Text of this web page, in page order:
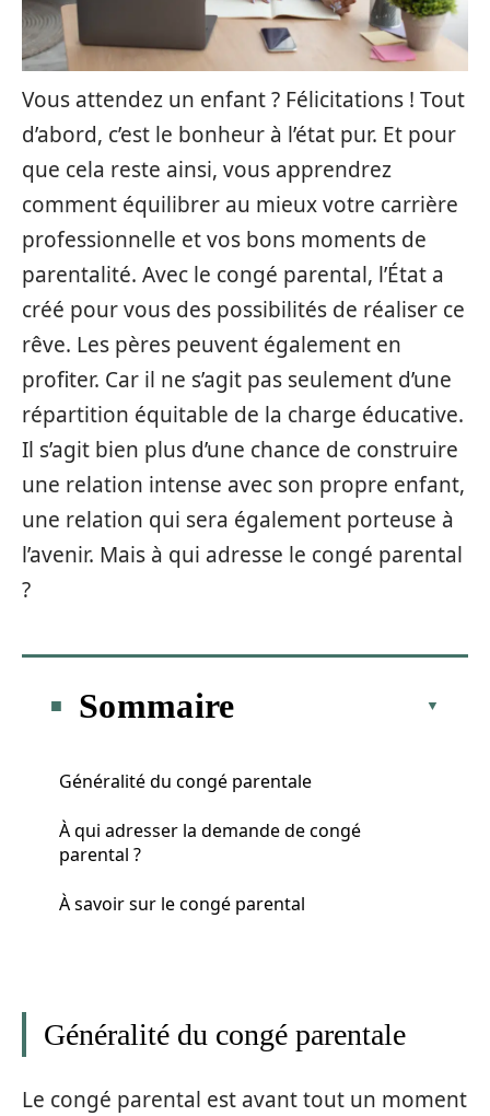
Vous attendez un enfant ? Félicitations ! Tout
d’abord, c’est le bonheur à l’état pur. Et pour
que cela reste ainsi, vous apprendrez
comment équilibrer au mieux votre carrière
professionnelle et vos bons moments de
parentalité. Avec le congé parental, l’État a
créé pour vous des possibilités de réaliser ce
rêve. Les pères peuvent également en
profiter. Car il ne s’agit pas seulement d’une
répartition équitable de la charge éducative.
Il s’agit bien plus d’une chance de construire
une relation intense avec son propre enfant,
une relation qui sera également porteuse à
l’avenir. Mais à qui adresse le congé parental
?
Sommaire
Généralité du congé parentale
À qui adresser la demande de congé
parental ?
À savoir sur le congé parental
Généralité du congé parentale
Le congé parental est avant tout un moment